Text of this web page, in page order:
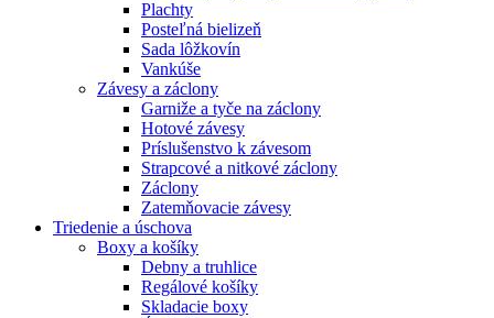
Plachty
Posteľná bielizeň
Sada lôžkovín
Vankúše
Závesy a záclony
Garniže a tyče na záclony
Hotové závesy
Príslušenstvo k závesom
Strapcové a nitkové záclony
Záclony
Zatemňovacie závesy
Triedenie a úschova
Boxy a košíky
Debny a truhlice
Regálové košíky
Skladacie boxy